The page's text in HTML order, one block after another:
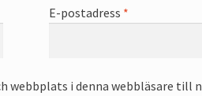
E-postadress *
webbplats i denna webbläsare till